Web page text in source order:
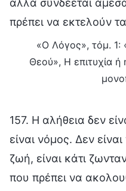
πρέπει να εκτελούν
«Ο Λόγος», τόμ. 1:
Θεού», Η επιτυχία ή
157. Η αλήθεια δεν
είναι νόμος. Δεν
ζωή, είναι κάτι
που πρέπει να